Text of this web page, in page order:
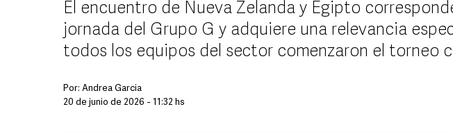
El encuentro de Nueva Zelanda y Egipto
jornada del Grupo G y adquiere una relevancia
todos los equipos del sector comenzaron el torneo
Por: Andrea Garcia
20 de junio de 2026 - 11:32 hs